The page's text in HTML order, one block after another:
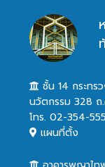
ชั้น 14 กระทร
นวัตกรรม 328 ถ
โทร. 02-354-
แผนที่ตั้ง